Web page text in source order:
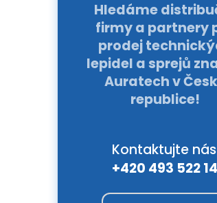
Hledáme
firmy a partnery
prodej
lepidel a sprejů
Auratech v
republice!
Kontaktujte nás
+420 493 522